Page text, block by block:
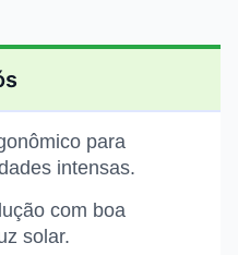
para
intensas.
com boa
solar.